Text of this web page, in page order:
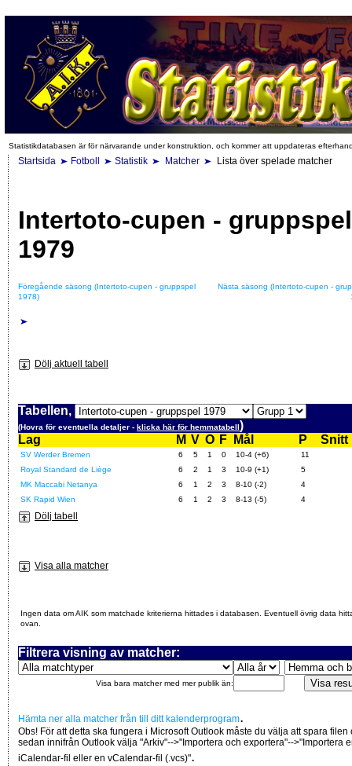
Statistikdatabasen är för närvarande under konstruktion, och kommer att uppdateras
Startsida Fotboll Statistik Matcher Lista över spelade matcher
Intertoto-cupen - gruppspel
1979
Föregående säsong (Intertoto-cupen - gruppspel
1978)
Nästa säsong (Intertoto-cupen -
Dölj aktuell tabell
Tabellen,
(Hovra för eventuella detaljer - klicka här för hemmatabell)
Lag
M V O F Mål P Snitt
SV Werder Bremen 6 5 1 0 10-4 (+6)
11
Royal Standard de Liège
6 2 1 3 10-9 (+1)
5
MK Maccabi Netanya
6 1 2 3 8-10 (-2)
4
SK Rapid Wien
6 1 2 3 8-13 (-5) 4
Dölj tabell
Visa alla matcher
Ingen data om AIK som matchade kriterierna hittades i databasen. Eventuell övrig data
ovan.
Filtrera visning av matcher:
Visa bara matcher med mer publik än:
Hämta ner alla matcher från till ditt kalenderprogram.
Obs! För att detta ska fungera i Microsoft Outlook måste du välja att spara filen
sedan innifrån Outlook välja "Arkiv"-->"Importera och exportera"-->"Importera
iCalendar-fil eller en vCalendar-fil (.vcs)".